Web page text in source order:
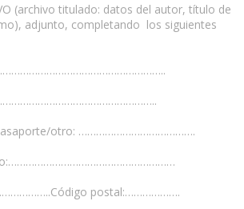
(archivo titulado: datos del autor, título de
adjunto, completando los siguientes
pasaporte/otro: ………………………………….
postal:……………….